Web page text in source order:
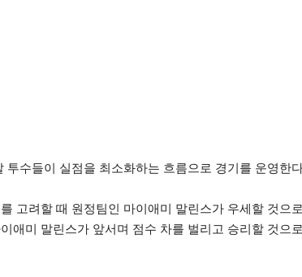
수들이 실점을 최소화하는 흐름으로 경기를 운영한
고려할 때 원정팀인 마이애미 말린스가 우세할 것으
애미 말린스가 앞서며 점수 차를 벌리고 승리할 것으